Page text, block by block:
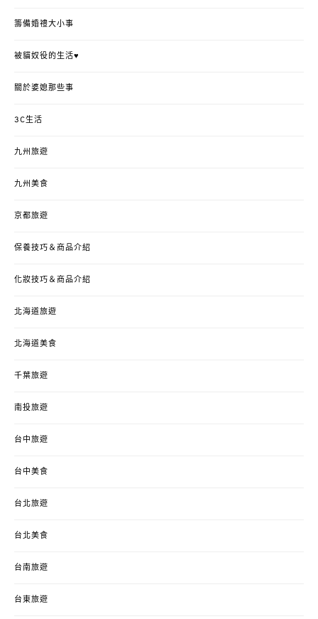
籌備婚禮大小事
被貓奴役的生活♥
關於婆媳那些事
3C生活
九州旅遊
九州美食
京都旅遊
保養技巧＆商品介紹
化妝技巧＆商品介紹
北海道旅遊
北海道美食
千葉旅遊
南投旅遊
台中旅遊
台中美食
台北旅遊
台北美食
台南旅遊
台東旅遊